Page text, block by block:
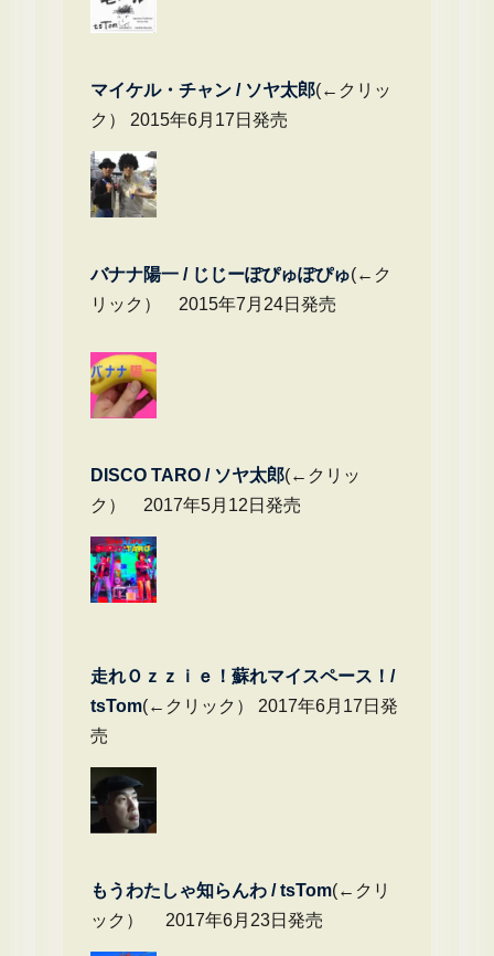
マイケル・チャ ン / ソヤ太郎(←クリッ
ク） 2015年6月17日発売
バナナ陽一 / じじーぽぴゅぽぴゅ(←ク
リック） 2015年7月24日発売
DISCO TARO / ソヤ太郎(←クリッ
ク） 2017年5月12日発売
走れＯｚｚｉｅ！蘇れマイスペース！/
tsTom(←クリック） 2017年6月17日発
売
もうわたしゃ知らんわ / tsTom(←クリ
ック） 2017年6月23日発売